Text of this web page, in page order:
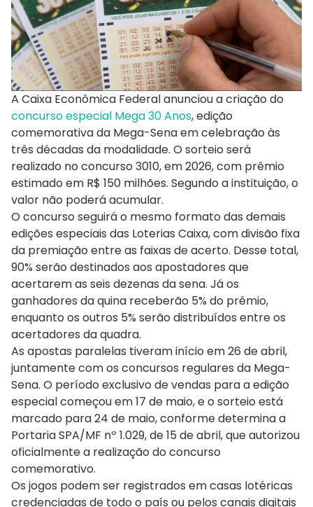
A Caixa Econômica Federal anunciou a criação do
concurso especial Mega 30 Anos, edição
comemorativa da Mega-Sena em celebração às
três décadas da modalidade. O sorteio será
realizado no concurso 3010, em 2026, com prêmio
estimado em R$ 150 milhões. Segundo a instituição, o
valor não poderá acumular.
O concurso seguirá o mesmo formato das demais
edições especiais das Loterias Caixa, com divisão fixa
da premiação entre as faixas de acerto. Desse total,
90% serão destinados aos apostadores que
acertarem as seis dezenas da sena. Já os
ganhadores da quina receberão 5% do prêmio,
enquanto os outros 5% serão distribuídos entre os
acertadores da quadra.
As apostas paralelas tiveram início em 26 de abril,
juntamente com os concursos regulares da Mega-
Sena. O período exclusivo de vendas para a edição
especial começou em 17 de maio, e o sorteio está
marcado para 24 de maio, conforme determina a
Portaria SPA/MF nº 1.029, de 15 de abril, que autorizou
oficialmente a realização do concurso
comemorativo.
Os jogos podem ser registrados em casas lotéricas
credenciadas de todo o país ou pelos canais digitais